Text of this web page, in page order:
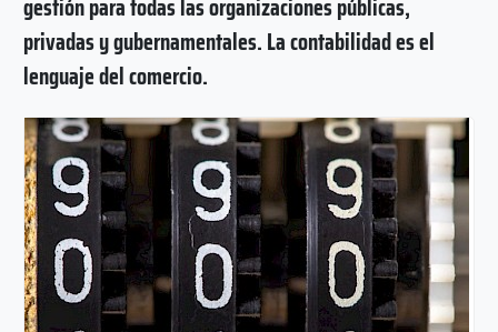
gestión para todas las organizaciones públicas,
privadas y gubernamentales. La contabilidad es el
lenguaje del comercio.